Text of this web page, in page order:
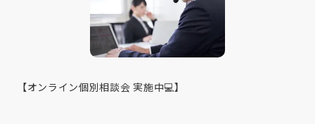
【オンライン個別相談会 実施中💻】